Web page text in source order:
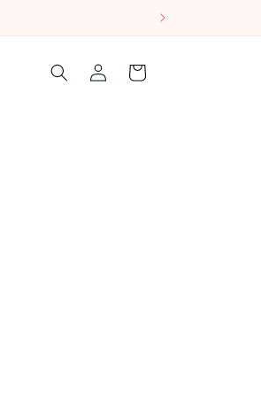
EinloggenWarenkorb